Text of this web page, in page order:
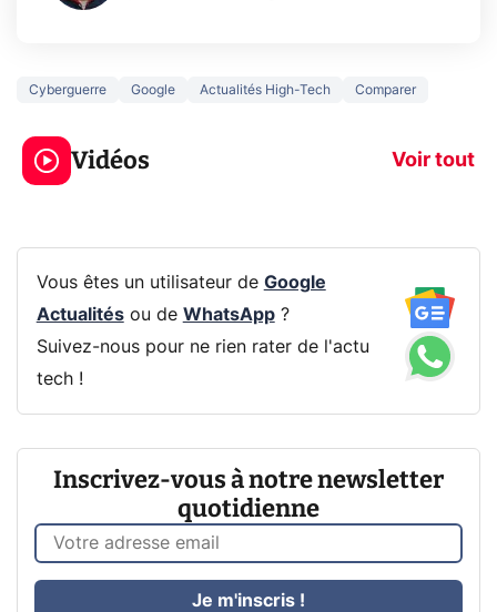
Cyberguerre Google Actualités High-Tech Comparer
Vidéos Voir tout
5 générations de
jeux dans la
prochaine Xbox !
Ce que vous
navigation
Vous êtes un utilisateur de Google
Actualitésou de WhatsApp?
Suivez-nous pour ne rien rater de l'actu
tech !
Inscrivez-vous à notre newsletter
quotidienne
Je m'inscris !